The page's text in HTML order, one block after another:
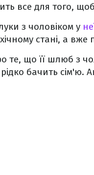
все для того,
з чоловіком у
стані, а вже
те, що її шлюб з
бачить сім'ю.